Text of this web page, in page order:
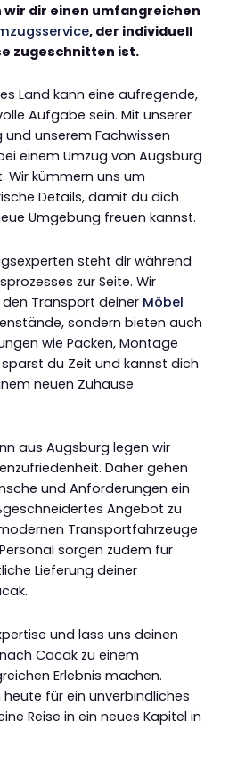
dir einen umfangreichen
, der individuell
zugeschnitten ist.
Land kann eine aufregende,
Aufgabe sein. Mit unserer
unserem Fachwissen
einem Umzug von Augsburg
kümmern uns um
Details, damit du dich
Umgebung freuen kannst.
steht dir während
zur Seite. Wir
Transport deiner Möbel
sondern bieten auch
wie Packen, Montage
du Zeit und kannst dich
neuen Zuhause
aus Augsburg legen wir
Daher gehen
und Anforderungen ein
Angebot zu
Transportfahrzeuge
sorgen zudem für
Lieferung deiner
und lass uns deinen
Cacak zu einem
Erlebnis machen.
für ein unverbindliches
Reise in ein neues Kapitel in